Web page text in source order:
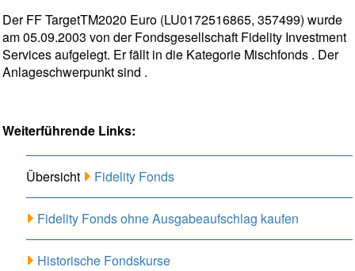
Der FF TargetTM2020 Euro (LU0172516865, 357499) wurde
am 05.09.2003 von der Fondsgesellschaft Fidelity Investment
Services aufgelegt. Er fällt in die Kategorie Mischfonds . Der
Anlageschwerpunkt sind .
Weiterführende Links:
Übersicht Fidelity Fonds
Fidelity Fonds ohne Ausgabeaufschlag kaufen
Historische Fondskurse